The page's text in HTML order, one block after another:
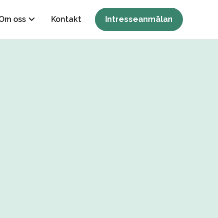
oss Kontakt Intresseanmälan